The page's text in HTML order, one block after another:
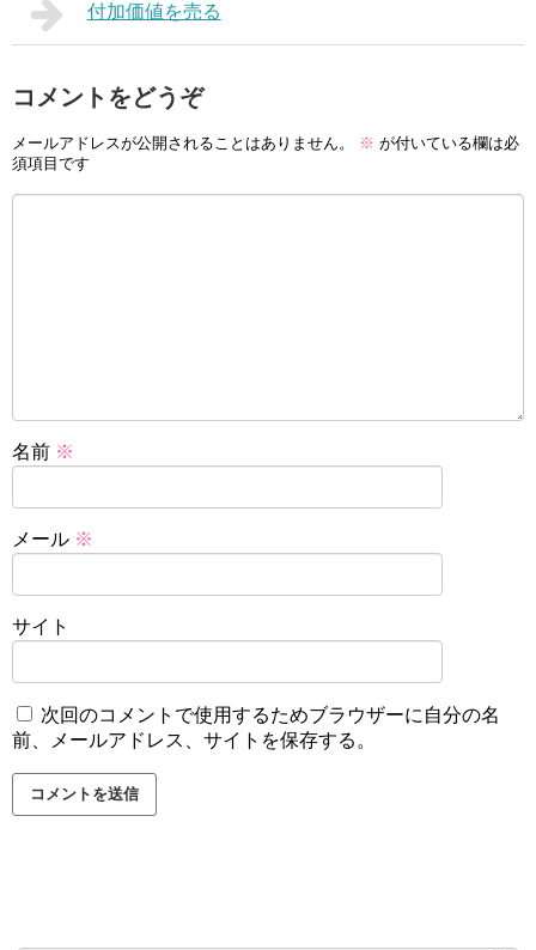
付加価値を売る
コメントをどうぞ
メールアドレスが公開されることはありません。 ※ が付いている欄は必
須項目です
名前 ※
メール ※
サイト
次回のコメントで使用するためブラウザーに自分の名
前、メールアドレス、サイトを保存する。